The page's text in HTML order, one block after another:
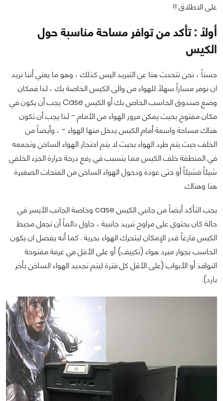
على الاطلاق !!
أولاً : تأكد من توافر مساحة مناسبة حول
الكيس
حسناً ، نحن نتحدث هنا عن التبريد اليس كذلك ، وهو ما يعني أننا نريد
ان نوفر مساراً سهلاً للهواء من والى الكيس الخاصة بك ، لذا فمكان
وضع صندوق الحاسب الخاص بك أو الكيس Case يجب أن يكون في
مكان مفتوح بحيث يمكن مرور الهواء من الأمام - لذا يجب أن تكون
هناك مساحة واسعة أمام الكيس يدخل منها الهواء - ، وأيضاً من
الخلف حيث يتم طرد الهواء بحيث لا يتم احتجاز الهواء الساخن وتجمعه
في المنطقة خلف الكيس مما يتسبب في رفع درجة حرارة الجزء الخلفي
شيئاً فشيئاً أو حتى عودة ودخول الهواء الساخن من الفتحات الصغيرة
هنا وهناك.
يجب التأكد أيضاً من جانبي الكيس case وخاصة الجانب الأيسر في
حالة كان يحتوي على مراوح تبريد جانبية ، حاول دائماً أن تجعل محيط
الكيس فارغاً قدر الإمكان ليتحرك الهواء بحرية . كما أنه يفضل ان يكون
الحاسب بجوار مبرد هواء (تكييف) أو على الأقل في غرفة مفتوحة
النوافذ أو الأبواب (على الأقل كل فترة ليتم تجديد الهواء الساخن بأخر
بارد).